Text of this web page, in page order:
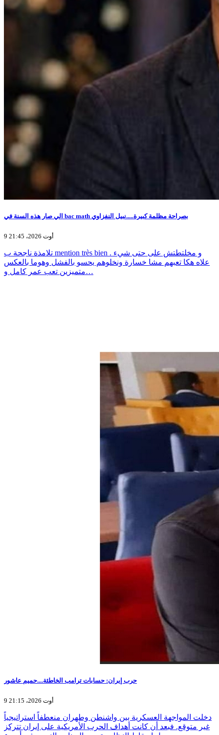
الي صار هذه السنة في bac math بصراحة مظلمة كبيرة.....نبيل النفزاوي
9 أوت 2026، 21:45
تلامذة ناجحة ب mention très bien و مخلتطتش على حتى شيء .
علاه هكا تعبهم مشا خسارة ونخلوهم يحسو بالفشل وهوما بالعكس
متميزين تعب عمر كامل و…
حرب إيران: حسابات ترامب الخاطئة....حميم عاشور
9 أوت 2026، 21:15
دخلت المواجهة العسكرية بين واشنطن وطهران منعطفاً استراتيجياً
غير متوقع. فبعد أن كانت أهداف الحرب الأمريكية على إيران تتركز